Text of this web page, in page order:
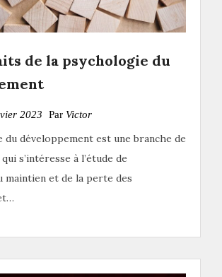
de la psychologie du
2023 Par Victor
du développement est une branche de
s’intéresse à l’étude de
maintien et de la perte des